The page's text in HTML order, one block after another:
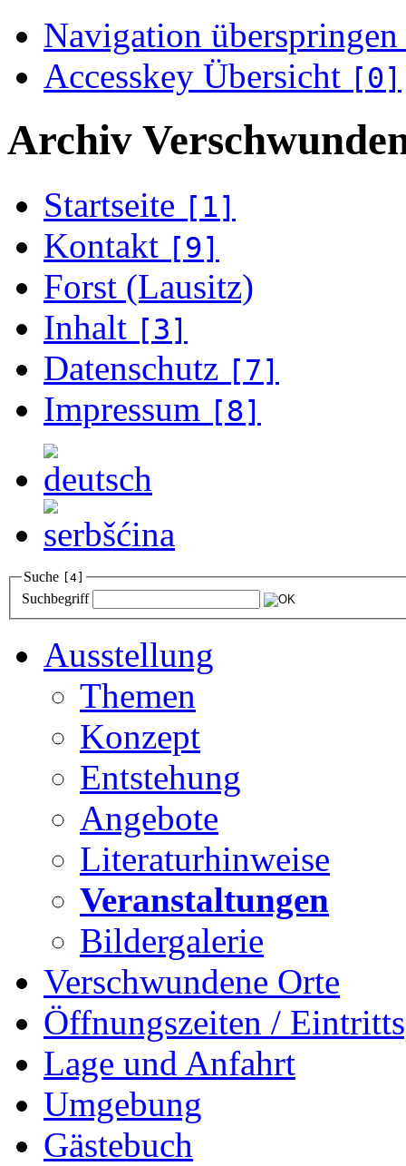
Navigation überspringen
Accesskey Übersicht [0]
Archiv
Startseite [1]
Kontakt [9]
Forst (Lausitz)
Inhalt [3]
Datenschutz [7]
Impressum [8]
Suche [4]
Suchbegriff
Ausstellung
Themen
Konzept
Entstehung
Angebote
Literaturhinweise
Veranstaltungen
Bildergalerie
Verschwundene Orte
Öffnungszeiten /
Lage und Anfahrt
Umgebung
Gästebuch